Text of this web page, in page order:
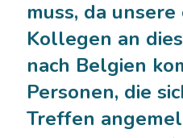
muss, da unsere
Kollegen an
nach Belgien
Personen, die
Treffen